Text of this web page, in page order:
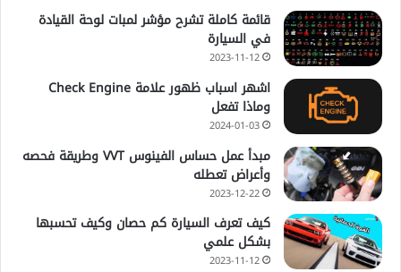
قائمة كاملة تشرح مؤشر لمبات لوحة القيادة
في السيارة
2023-11-12
اشهر اسباب ظهور علامة Check Engine
وماذا تفعل
2024-01-03
مبدأ عمل حساس الفينوس VVT وطريقة فحصه
وأعراض تعطله
2023-12-22
كيف تعرف السيارة كم حصان وكيف تحسبها
بشكل علمي
2023-11-12